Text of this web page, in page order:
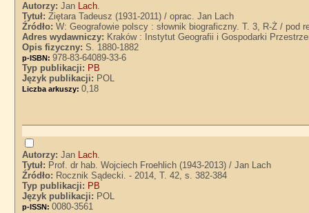
Autorzy:Jan Lach.
Tytuł:Ziętara Tadeusz (1931-2011) / oprac. Jan Lach
Źródło:W: Geografowie polscy : słownik biograficzny. T. 3, R-Ż / pod
Adres wydawniczy: Kraków : Instytut Geografii i Gospodarki
Opis fizyczny:S. 1880-1882
p-ISBN:978-83-64089-33-6
Typ publikacji: PB
Język publikacji: POL
Liczba arkuszy:0,18
Autorzy:Jan Lach.
Tytuł: Prof. dr hab. Wojciech Froehlich (1943-2013) / Jan Lach
Źródło: Rocznik Sądecki. - 2014, T. 42, s. 382-384
Typ publikacji: PB
Język publikacji: POL
p-ISSN:0080-3561